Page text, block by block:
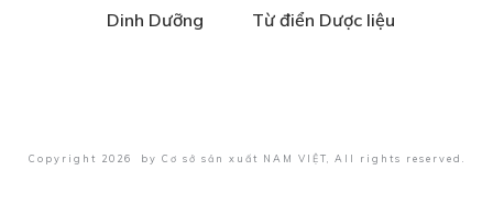
Dinh Dưỡng Từ điển Dược liệu
Copyright 2026 by Cơ sở sản xuất NAM VIỆT , All rights reserved.